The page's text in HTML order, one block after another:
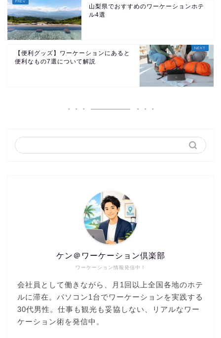
山梨県でおすすめのワーケーションホテ
ル4選
【便利グッズ】ワーケーションにあると
便利なもの7選について解説
ワーケーション情報発信中！
ケン＠ワーケーション倶楽部